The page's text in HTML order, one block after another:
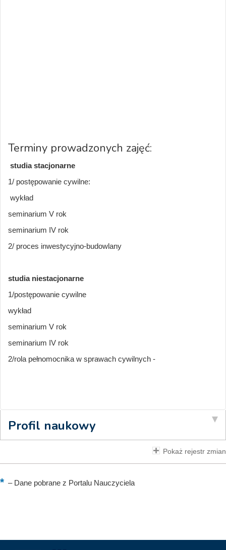
Terminy prowadzonych zajęć:
studia stacjonarne
1/ postępowanie cywilne:
wykład
seminarium V rok
seminarium IV rok
2/ proces inwestycyjno-budowlany
studia niestacjonarne
1/postępowanie cywilne
wykład
seminarium V rok
seminarium IV rok
2/rola pełnomocnika w sprawach cywilnych -
Profil naukowy
Pokaż rejestr zmian
–Dane pobrane z Portalu Nauczyciela